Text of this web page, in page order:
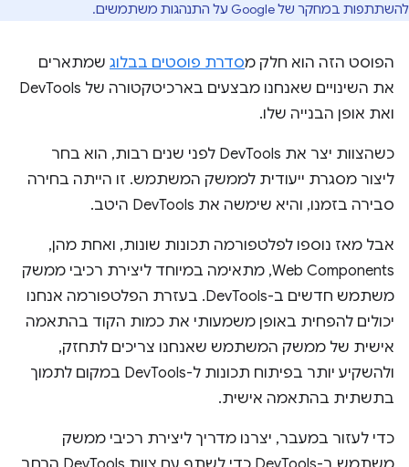
להשתתפות במחקר של Google על התנהגות משתמשים.
הפוסט הזה הוא חלק מסדרת פוסטים בבלוג שמתארים
את השינויים שאנחנו מבצעים בארכיטקטורה של DevTools
ואת אופן הבנייה שלו.
כשהצוות יצר את DevTools לפני שנים רבות, הוא בחר
ליצור מסגרת ייעודית לממשק המשתמש. זו הייתה בחירה
סבירה בזמנו, והיא שימשה את DevTools היטב.
אבל מאז נוספו לפלטפורמה תכונות שונות, ואחת מהן,
Web Components, מתאימה במיוחד ליצירת רכיבי ממשק
משתמש חדשים ב-DevTools. בעזרת הפלטפורמה אנחנו
יכולים להפחית באופן משמעותי את כמות הקוד בהתאמה
אישית של ממשק המשתמש שאנחנו צריכים לתחזק,
ולהשקיע יותר בפיתוח תכונות ל-DevTools במקום לתמוך
בתשתית בהתאמה אישית.
כדי לעזור במעבר, יצרנו מדריך ליצירת רכיבי ממשק